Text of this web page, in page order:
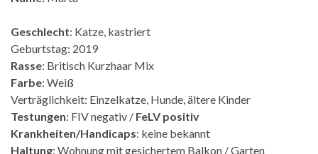
Geschlecht: Katze, kastriert
Geburtstag: 2019
Rasse: Britisch Kurzhaar Mix
Farbe: Weiß
Verträglichkeit: Einzelkatze, Hunde, ältere Kinder
Testungen: FIV negativ / FeLV positiv
Krankheiten/Handicaps: keine bekannt
Haltung: Wohnung mit gesichertem Balkon / Garten